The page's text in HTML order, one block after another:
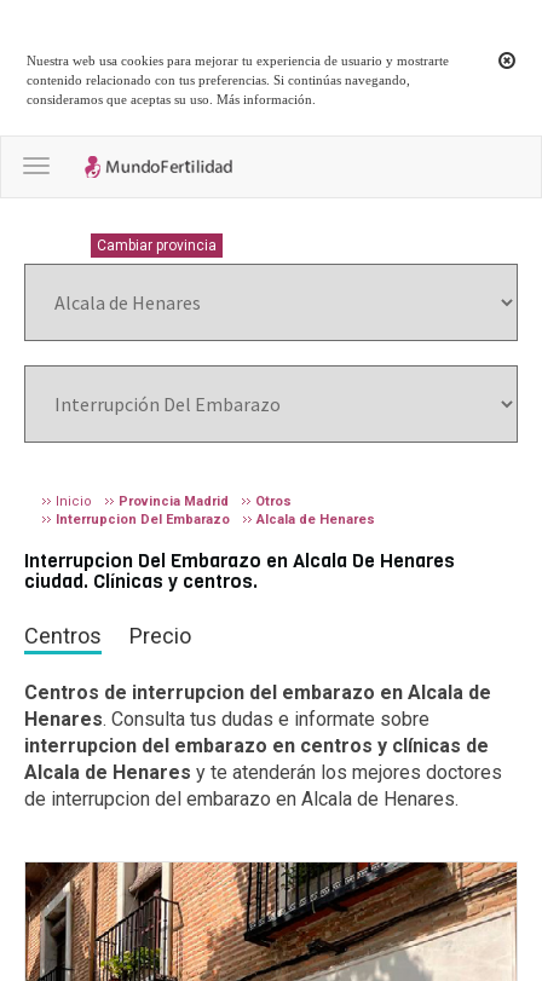
Nuestra web usa cookies para mejorar tu experiencia de usuario y mostrarte
contenido relacionado con tus preferencias. Si continúas navegando,
consideramos que aceptas su uso.Más información
Toggle navigation
Cambiar provincia
Inicio Provincia Madrid
Otros
Interrupcion Del Embarazo
Alcala de Henares
Interrupcion Del Embarazo en Alcala De Henares
ciudad. Clínicas y centros.
Centros Precio
Centros de interrupcion del embarazo en Alcala de
Henares. Consulta tus dudas e informate sobre
interrupcion del embarazo en centros y clínicas de
Alcala de Henares y te atenderán los mejores doctores
de interrupcion del embarazo en Alcala de Henares.